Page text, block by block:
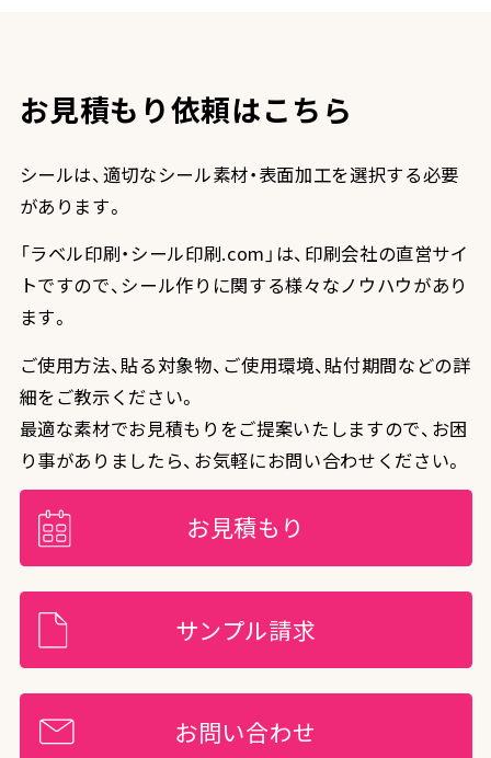
お見積もり依頼はこちら
シールは、適切なシール素材・表面加工を選択する必要
があります。
「ラベル印刷・シール印刷.com」は、印刷会社の直営サイ
トですので、シール作りに関する様々なノウハウがあり
ます。
ご使用方法、貼る対象物、ご使用環境、貼付期間などの詳
細をご教示ください。
最適な素材でお見積もりをご提案いたしますので、お困
り事がありましたら、お気軽にお問い合わせください。
お見積もり
サンプル請求
お問い合わせ